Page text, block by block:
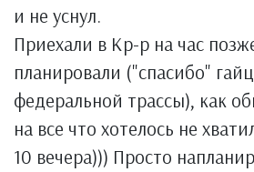
и не уснул.
Приехали в Кр-р на час
планировали ("спасибо"
федеральной трассы), как
на все что хотелось не
10 вечера))) Просто